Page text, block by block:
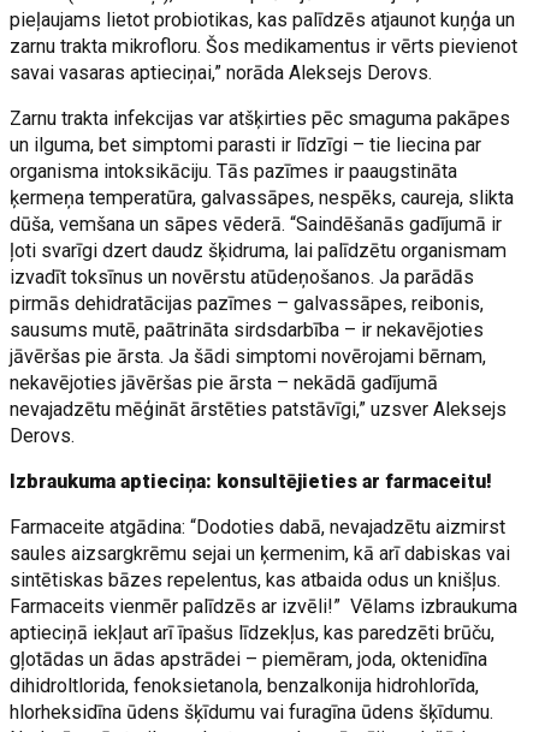
pieļaujams lietot probiotikas, kas palīdzēs atjaunot kuņģa un
zarnu trakta mikrofloru. Šos medikamentus ir vērts pievienot
savai vasaras aptieciņai,” norāda Aleksejs Derovs.
Zarnu trakta infekcijas var atšķirties pēc smaguma pakāpes
un ilguma, bet simptomi parasti ir līdzīgi – tie liecina par
organisma intoksikāciju. Tās pazīmes ir paaugstināta
ķermeņa temperatūra, galvassāpes, nespēks, caureja, slikta
dūša, vemšana un sāpes vēderā. “Saindēšanās gadījumā ir
ļoti svarīgi dzert daudz šķidruma, lai palīdzētu organismam
izvadīt toksīnus un novērstu atūdeņošanos. Ja parādās
pirmās dehidratācijas pazīmes – galvassāpes, reibonis,
sausums mutē, paātrināta sirdsdarbība – ir nekavējoties
jāvēršas pie ārsta. Ja šādi simptomi novērojami bērnam,
nekavējoties jāvēršas pie ārsta – nekādā gadījumā
nevajadzētu mēģināt ārstēties patstāvīgi,” uzsver Aleksejs
Derovs.
Izbraukuma aptieciņa: konsultējieties ar farmaceitu!
Farmaceite atgādina: “Dodoties dabā, nevajadzētu aizmirst
saules aizsargkrēmu sejai un ķermenim, kā arī dabiskas vai
sintētiskas bāzes repelentus, kas atbaida odus un knišļus.
Farmaceits vienmēr palīdzēs ar izvēli!” Vēlams izbraukuma
aptieciņā iekļaut arī īpašus līdzekļus, kas paredzēti brūču,
gļotādas un ādas apstrādei – piemēram, joda, oktenidīna
dihidroltlorida, fenoksietanola, benzalkonija hidrohlorīda,
hlorheksidīna ūdens šķīdumu vai furagīna ūdens šķīdumu.